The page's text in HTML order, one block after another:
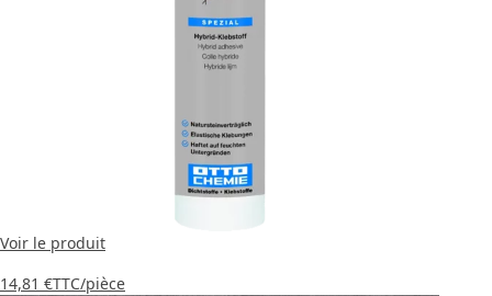
Voir le produit
14,81 €TTC/pièce